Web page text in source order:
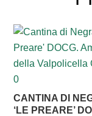
CANTINA DI
‘LE PREARE’